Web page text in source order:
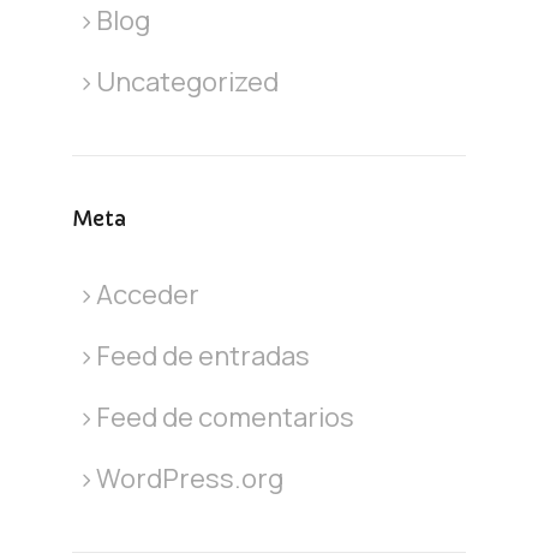
Blog
Uncategorized
Meta
Acceder
Feed de entradas
Feed de comentarios
WordPress.org